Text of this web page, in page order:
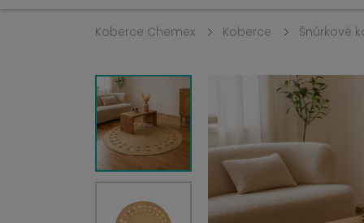
Koberce Chemex Koberce Šnúrkové